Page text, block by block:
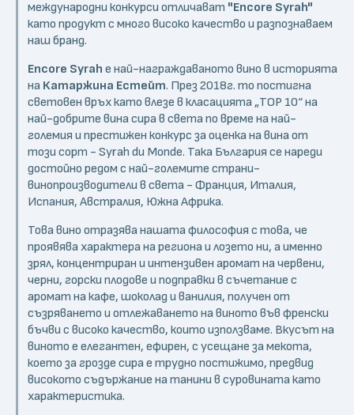
международни конкурси отличават "Encore Syrah"
като продукт с много високо качество и разпознаваем
наш бранд.
Encore Syrah e най-награждаваното вино в историята
на Катаржина Естейт. През 2018г. то постигна
световен връх като влезе в класацията „TOP 10“ на
най-добрите вина сира в света по време на най-
големия и престижен конкурс за оценка на вина от
този сорт - Syrah du Monde. Така България се нареди
достойно редом с най-големите страни-
винопроизводители в света - Франция, Италия,
Испания, Австралия, Южна Африка.
Това вино отразява нашата философия с това, че
проявява характера на региона и лозето ни, а именно
зрял, концентриран и интензивен аромат на червени,
черни, горски плодове и подправки в съчетание с
аромат на кафе, шоколад и ванилия, получен от
съзряването и отлежаването на виното във френски
бъчви с високо качество, които използваме. Вкусът на
виното е елегантен, ефирен, с усещане за мекота,
което за грозде сира е трудно постижимо, предвид
високото съдържание на танини в суровината като
характеристика.